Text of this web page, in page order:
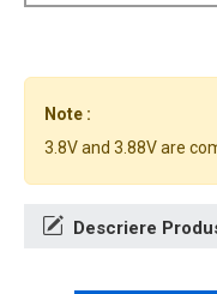
Note :
3.8V and 3.88V are
Descriere